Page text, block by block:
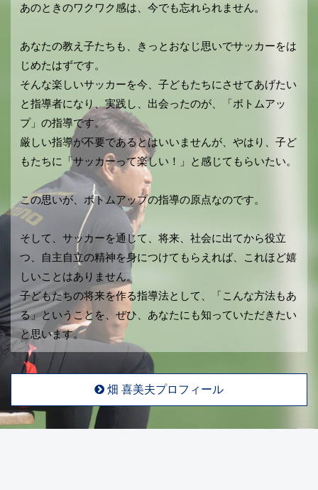
あのときのワクワク感は、今でも忘れられません。
あなたの教え子たちも、きっとおなじ思いでサッカーをは
じめたはずです。
そんな楽しいサッカーを今、子どもたちにさせてあげたい
と指導者になり、実践し、出会ったのが、「ボトムアッ
プ」の指導です。
厳しい指導が不要であるとはいいませんが、やはり、子ど
もたちに「サッカーって楽しい！」と感じてもらいたい。
この思いが、ボトムアップの指導の原点なのです。
そして、サッカーを通じて、将来、社会に出てから役立
つ、自主自立の精神を身につけてもらえれば、これほど嬉
しいことはありません。
子どもたちの将来を作る指導法として、「こんな方法もあ
る」ということを、ぜひ、あなたにも知っていただきたい
と思います。
畑 喜美夫プロフィール